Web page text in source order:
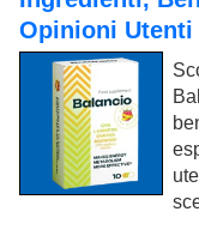
Opinioni Utenti